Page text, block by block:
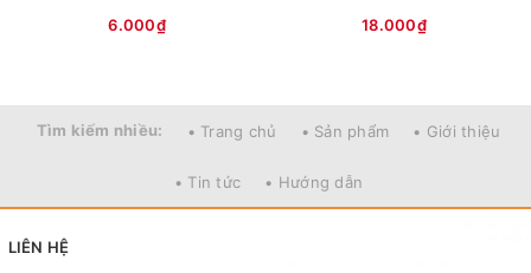
6.000₫ 18.000₫
Tìm kiếm nhiều: • Trang chủ • Sản phẩm • Giới thiệu
• Tin tức • Hướng dẫn
LIÊN HỆ